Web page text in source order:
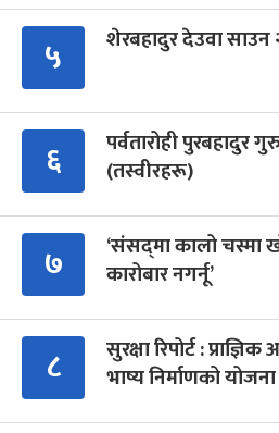
५ शेरबहादुर देउवा
६
पर्वतारोही पुरबहादुर
(तस्वीरहरू)
७
‘संसद्‍मा कालो
कारोबार नगर्नू’
८
सुरक्षा रिपोर्ट :
भाष्य निर्माणको योजना